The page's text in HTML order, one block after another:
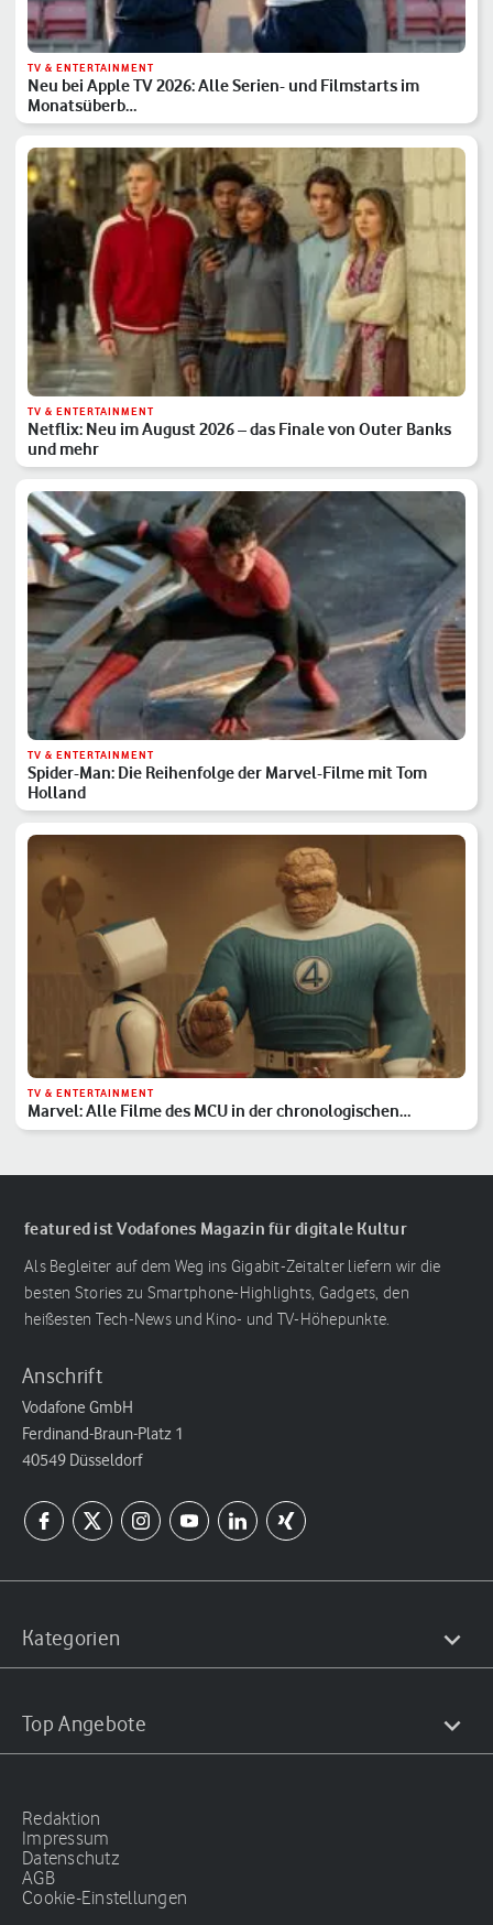
TV & ENTERTAINMENT
Neu bei Apple TV 2026: Alle Serien- und Filmstarts im
Monatsüberb…
TV & ENTERTAINMENT
Netflix: Neu im August 2026 – das Finale von Outer Banks
und mehr
TV & ENTERTAINMENT
Spider-Man: Die Reihenfolge der Marvel-Filme mit Tom
Holland
TV & ENTERTAINMENT
Marvel: Alle Filme des MCU in der chronologischen
Reihenfolge
featured ist Vodafones Magazin für digitale Kultur
Als Begleiter auf dem Weg ins Gigabit-Zeitalter liefern wir die
besten Stories zu Smartphone-Highlights, Gadgets, den
heißesten Tech-News und Kino- und TV-Höhepunkte.
Anschrift
Vodafone GmbH
Ferdinand-Braun-Platz 1
40549 Düsseldorf
Kategorien
Top Angebote
Redaktion
Impressum
Datenschutz
AGB
Cookie-Einstellungen